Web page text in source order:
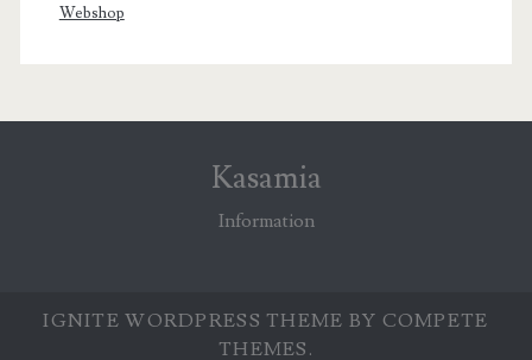
Webshop
Kasamia
Information
IGNITE WORDPRESS THEME BY COMPETE
THEMES.